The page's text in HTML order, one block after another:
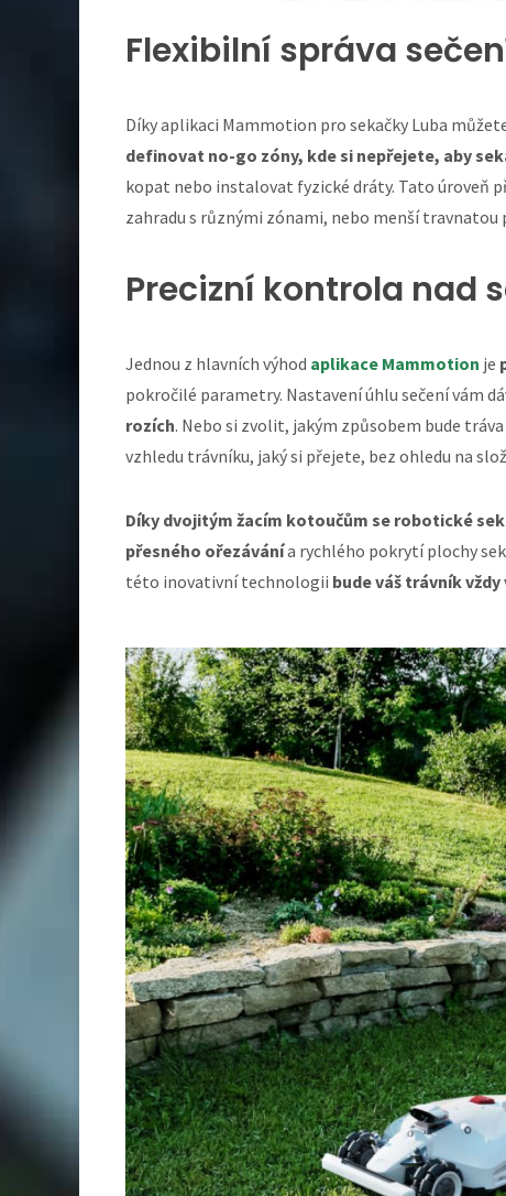
Flexibilní správa
Díky aplikaci Mammotion pro sekačky Luba
definovat no-go zóny, kde si nepřejete, aby
kopat nebo instalovat fyzické dráty. Tato úroveň
zahradu s různými zónami, nebo menší travnatou
Precizní kontrola nad
Jednou z hlavních výhod aplikace Mammotion je
pokročilé parametry. Nastavení úhlu sečení vám
rozích. Nebo si zvolit, jakým způsobem bude
vzhledu trávníku, jaký si přejete, bez ohledu na
Díky dvojitým žacím kotoučům se robotické
přesného ořezávánía rychlého pokrytí plochy
této inovativní technologii bude váš trávník